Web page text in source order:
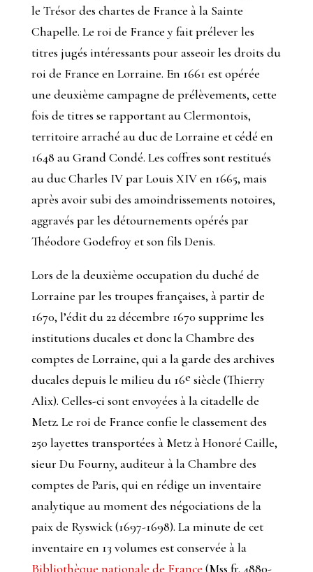
le Trésor des chartes de France à la Sainte
Chapelle. Le roi de France y fait prélever les
titres jugés intéressants pour asseoir les droits du
roi de France en Lorraine. En 1661 est opérée
une deuxième campagne de prélèvements, cette
fois de titres se rapportant au Clermontois,
territoire arraché au duc de Lorraine et cédé en
1648 au Grand Condé. Les coffres sont restitués
au duc Charles IV par Louis XIV en 1665, mais
après avoir subi des amoindrissements notoires,
aggravés par les détournements opérés par
Théodore Godefroy et son fils Denis.
Lors de la deuxième occupation du duché de
Lorraine par les troupes françaises, à partir de
1670, l’édit du 22 décembre 1670 supprime les
institutions ducales et donc la Chambre des
comptes de Lorraine, qui a la garde des archives
ducales depuis le milieu du 16e siècle (Thierry
Alix). Celles-ci sont envoyées à la citadelle de
Metz. Le roi de France confie le classement des
250 layettes transportées à Metz à Honoré Caille,
sieur Du Fourny, auditeur à la Chambre des
comptes de Paris, qui en rédige un inventaire
analytique au moment des négociations de la
paix de Ryswick (1697-1698). La minute de cet
inventaire en 13 volumes est conservée à la
Bibliothèque nationale de France (Mss fr. 4880-